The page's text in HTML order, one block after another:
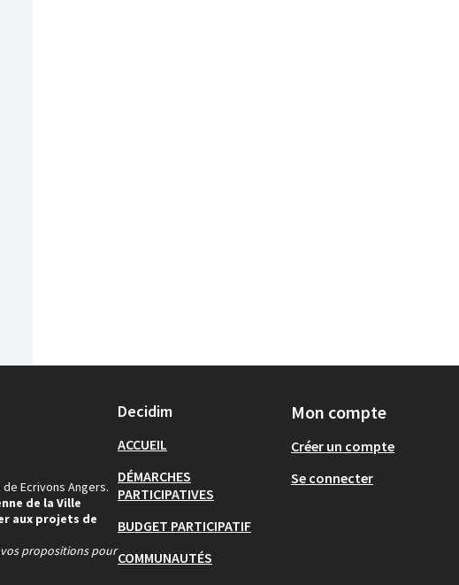
Ecrivons Angers.
de la Ville
aux projets de
propositions pour
Decidim
ACCUEIL
DÉMARCHES
PARTICIPATIVES
BUDGET PARTICIPATIF
COMMUNAUTÉS
Mon compte
Créer un compte
Se connecter